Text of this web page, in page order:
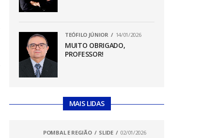
TEÓFILO JÚNIOR 14/01/2026
MUITO OBRIGADO,
PROFESSOR!
MAIS LIDAS
POMBAL E REGIÃO SLIDE 02/01/2026